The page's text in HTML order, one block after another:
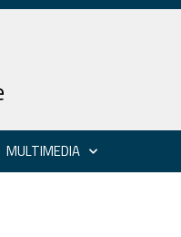
MULTIMEDIA